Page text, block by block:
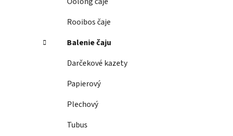
Rooibos čaje
Balenie čaju
Darčekové kazety
Papierový
Plechový
Tubus